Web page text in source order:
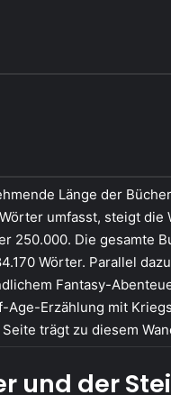
Länge der
umfasst, steigt die
250.000. Die gesamte
Wörter. Parallel
Fantasy-
Age-Erzählung mit
trägt zu diesem
und der